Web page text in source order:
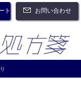
ト お問い合わせ